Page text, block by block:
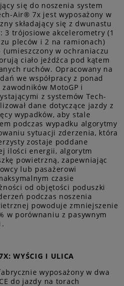
się do noszenia system
Air® 7x jest wyposażony w
składający się z dwunastu
trójosiowe akcelerometry (1
pleców i 2 na ramionach)
w ochraniaczu
ciało jeźdźca pod kątem
ruchów. Opracowany na
we współpracy z ponad
MotoGP i
z systemów Tech-
dane dotyczące jazdy z
wypadków, aby stale
podczas wypadku algorytmy
sytuacji zderzenia, która
zostaje poddane
ilości energii, algorytm
powietrzną, zapewniając
lub pasażerowi
czasie
od objętości poduszki
podczas noszenia
powoduje zmniejszenie
w porównaniu z pasywnym
WYŚCIG I ULICA
wyposażony w dwa
do jazdy na torach